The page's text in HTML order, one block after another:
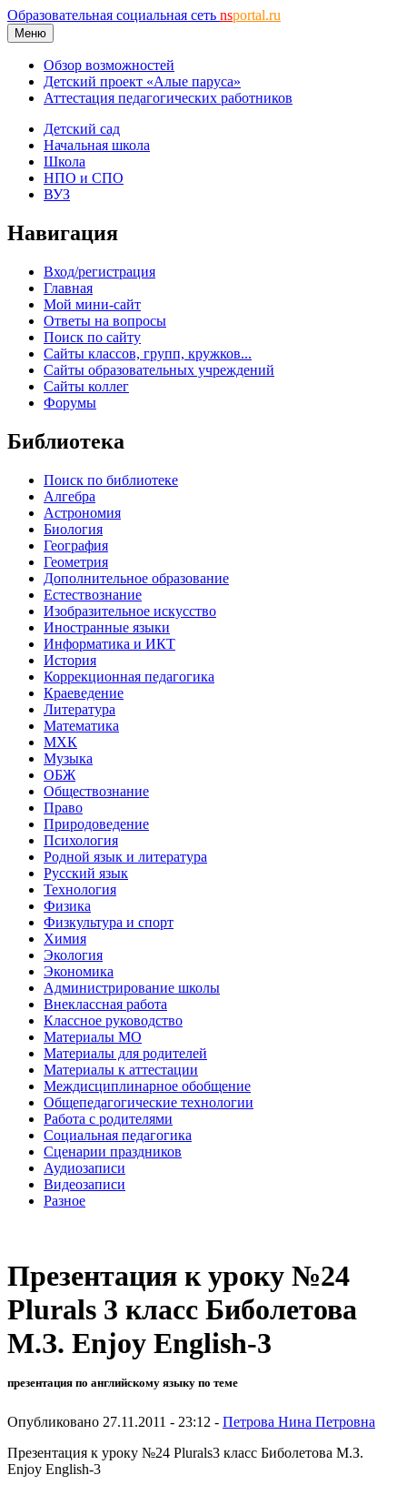
Образовательная социальная сеть nsportal.ru
Меню
Обзор возможностей
Детский проект «Алые паруса»
Аттестация педагогических работников
Детский сад
Начальная школа
Школа
НПО и СПО
ВУЗ
Навигация
Вход/регистрация
Главная
Мой мини-сайт
Ответы на вопросы
Поиск по сайту
Сайты классов, групп, кружков...
Сайты образовательных учреждений
Сайты коллег
Форумы
Библиотека
Поиск по библиотеке
Алгебра
Астрономия
Биология
География
Геометрия
Дополнительное образование
Естествознание
Изобразительное искусство
Иностранные языки
Информатика и ИКТ
История
Коррекционная педагогика
Краеведение
Литература
Математика
МХК
Музыка
ОБЖ
Обществознание
Право
Природоведение
Психология
Родной язык и литература
Русский язык
Технология
Физика
Физкультура и спорт
Химия
Экология
Экономика
Администрирование школы
Внеклассная работа
Классное руководство
Материалы МО
Материалы для родителей
Материалы к аттестации
Междисциплинарное обобщение
Общепедагогические технологии
Работа с родителями
Социальная педагогика
Сценарии праздников
Аудиозаписи
Видеозаписи
Разное
Презентация к уроку №24
Plurals 3 класс Биболетова
М.З. Enjoy English-3
презентация по английскому языку по теме
Опубликовано 27.11.2011 - 23:12 - Петрова Нина Петровна
Презентация к уроку №24 Plurals3 класс Биболетова М.З.
Enjoy English-3